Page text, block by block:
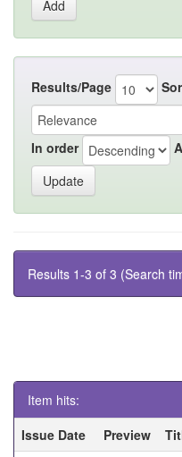
Results/Page
In order
Results 1-3 of 3 (Search
Item hits:
Issue Date
Preview